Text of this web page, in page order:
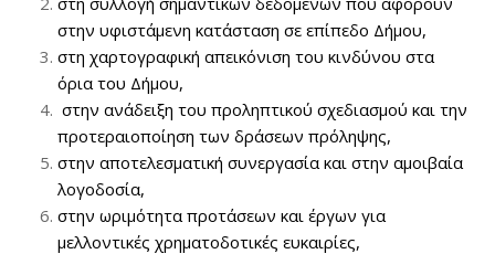
στην υφιστάμενη κατάσταση σε επίπεδο Δήμου,
στη χαρτογραφική απεικόνιση του κινδύνου στα
όρια του Δήμου,
στην ανάδειξη του προληπτικού σχεδιασμού και την
προτεραιοποίηση των δράσεων πρόληψης,
στην αποτελεσματική συνεργασία και στην αμοιβαία
λογοδοσία,
στην ωριμότητα προτάσεων και έργων για
μελλοντικές χρηματοδοτικές ευκαιρίες,